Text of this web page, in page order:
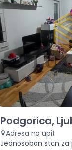
Prodaja - Stan
Podgorica,
Adresa na upit
Jednosoban stan za